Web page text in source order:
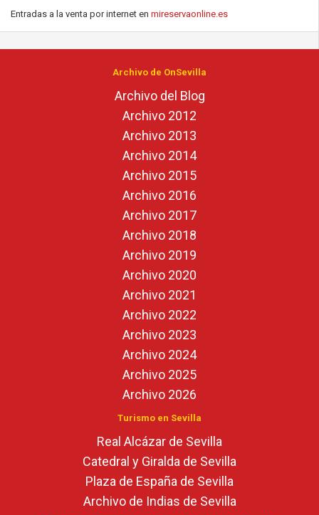
Entradas a la venta por internet en mireservaonline.es
Archivo de OnSevilla
Archivo del Blog
Archivo 2012
Archivo 2013
Archivo 2014
Archivo 2015
Archivo 2016
Archivo 2017
Archivo 2018
Archivo 2019
Archivo 2020
Archivo 2021
Archivo 2022
Archivo 2023
Archivo 2024
Archivo 2025
Archivo 2026
Turismo en Sevilla
Real Alcázar de Sevilla
Catedral y Giralda de Sevilla
Plaza de España de Sevilla
Archivo de Indias de Sevilla